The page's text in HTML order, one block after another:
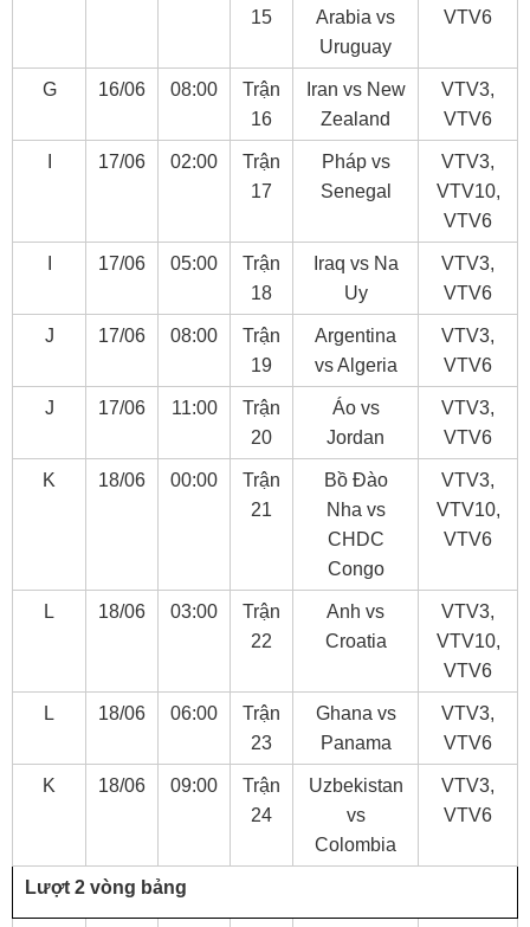
15
Arabia vs
Uruguay
VTV6
G 16/06 08:00
Trận
16
Iran vs New
Zealand
VTV3,
VTV6
17/06 02:00
Trận
17
Pháp vs
Senegal
VTV3,
VTV10,
VTV6
17/06 05:00
Trận
18
Iraq vs Na
Uy
VTV3,
VTV6
J 17/06 08:00
Trận
19
Argentina
vs Algeria
VTV3,
VTV6
J 17/06 11:00
Trận
20
Áo vs
Jordan
VTV3,
VTV6
K 18/06 00:00
Trận
21
Bồ Đào
Nha vs
CHDC
Congo
VTV3,
VTV10,
VTV6
L 18/06 03:00
Trận
22
Anh vs
Croatia
VTV3,
VTV10,
VTV6
L 18/06 06:00
Trận
23
Ghana vs
Panama
VTV3,
VTV6
K 18/06 09:00
Trận
24
Uzbekistan
vs
Colombia
VTV3,
VTV6
Lượt 2 vòng bảng